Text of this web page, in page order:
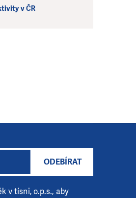
v ČR
ODEBÍRAT
v tísni, o.p.s., aby